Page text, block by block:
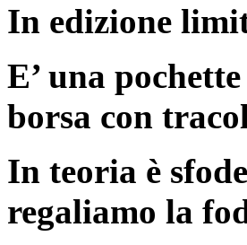
In edizione
E’ una
borsa con
In teoria è
regaliamo la